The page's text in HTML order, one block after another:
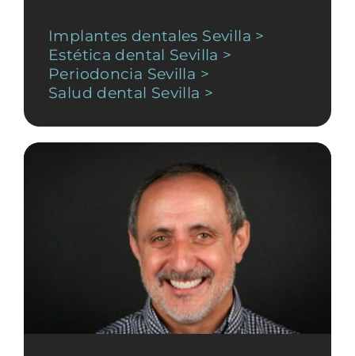
Implantes dentales Sevilla >
Estética dental Sevilla >
Periodoncia Sevilla >
Salud dental Sevilla >